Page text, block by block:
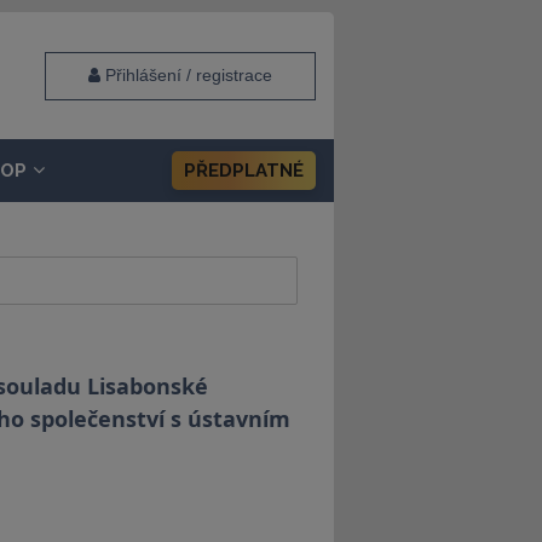
Přihlášení / registrace
PŘEDPLATNÉ
Lisabonské
společenství s ústavním